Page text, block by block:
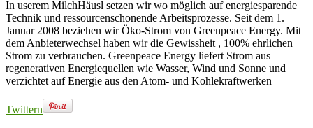
In userem MilchHäusl setzen wir wo möglich auf energiesparende
Technik und ressourcenschonende Arbeitsprozesse. Seit dem 1.
Januar 2008 beziehen wir Öko-Strom von Greenpeace Energy. Mit
dem Anbieterwechsel haben wir die Gewissheit , 100% ehrlichen
Strom zu verbrauchen. Greenpeace Energy liefert Strom aus
regenerativen Energiequellen wie Wasser, Wind und Sonne und
verzichtet auf Energie aus den Atom- und Kohlekraftwerken
Twittern